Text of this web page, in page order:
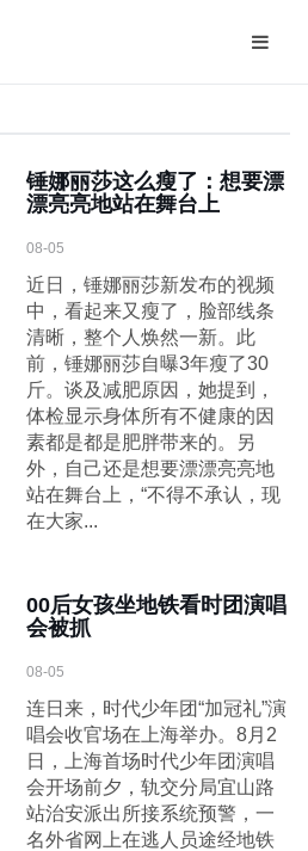
锤娜丽莎这么瘦了：想要漂
漂亮亮地站在舞台上
08-05
近日，锤娜丽莎新发布的视频
中，看起来又瘦了，脸部线条
清晰，整个人焕然一新。此
前，锤娜丽莎自曝3年瘦了30
斤。谈及减肥原因，她提到，
体检显示身体所有不健康的因
素都是都是肥胖带来的。另
外，自己还是想要漂漂亮亮地
站在舞台上，“不得不承认，现
在大家...
00后女孩坐地铁看时团演唱
会被抓
08-05
连日来，时代少年团“加冠礼”演
唱会收官场在上海举办。8月2
日，上海首场时代少年团演唱
会开场前夕，轨交分局宜山路
站治安派出所接系统预警，一
名外省网上在逃人员途经地铁